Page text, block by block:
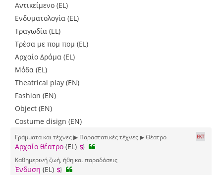
Αντικείμενο (EL)
Ενδυματολογία (EL)
Τραγωδία (EL)
Τρέσα με πομ πομ (EL)
Αρχαίο Δράμα (EL)
Μόδα (EL)
Theatrical play (EN)
Fashion (EN)
Object (EN)
Costume disign (EN)
Γράμματα και τέχνες ▶ Παραστατικές τέχνες ▶ Θέατρο
Αρχαίο θέατρο (EL)
Καθημερινή ζωή, ήθη και παραδόσεις
Ένδυση (EL)